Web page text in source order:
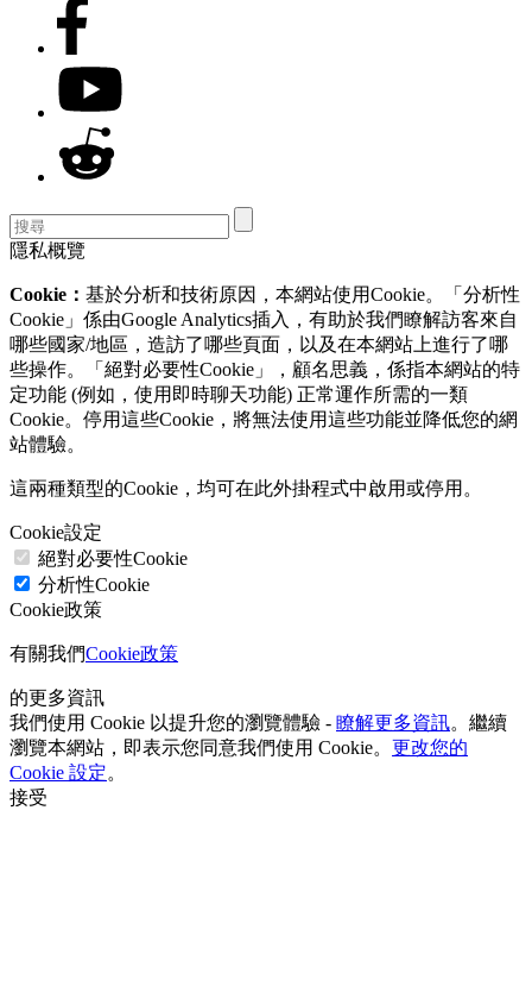
隱私概覽
Cookie： 基於分析和技術原因，本網站使用Cookie。「分析性
Cookie」係由Google Analytics插入，有助於我們瞭解訪客來自
哪些國家/地區，造訪了哪些頁面，以及在本網站上進行了哪
些操作。「絕對必要性Cookie」，顧名思義，係指本網站的特
定功能 (例如，使用即時聊天功能) 正常運作所需的一類
Cookie。停用這些Cookie，將無法使用這些功能並降低您的網
站體驗。
這兩種類型的Cookie，均可在此外掛程式中啟用或停用。
Cookie設定
絕對必要性Cookie
分析性Cookie
Cookie政策
有關我們Cookie政策
的更多資訊
我們使用 Cookie 以提升您的瀏覽體驗 - 瞭解更多資訊。繼續
瀏覽本網站，即表示您同意我們使用 Cookie。 更改您的
Cookie 設定。
接受